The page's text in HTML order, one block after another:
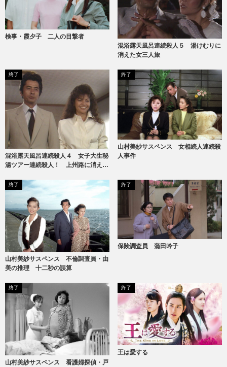
検事・霞夕子 二人の目撃者
混浴露天風呂連続殺人５ 湯けむりに
消えた女三人旅
終了
混浴露天風呂連続殺人４ 女子大生秘
湯ツアー連続殺人！ 上州路に消えた
終了
山村美紗サスペンス 女相続人連続殺
人事件
終了
山村美紗サスペンス 不倫調査員・由
美の推理 十二秒の誤算
終了
保険調査員 蒲田吟子
終了
山村美紗サスペンス 看護婦探偵・戸
終了
王は愛する